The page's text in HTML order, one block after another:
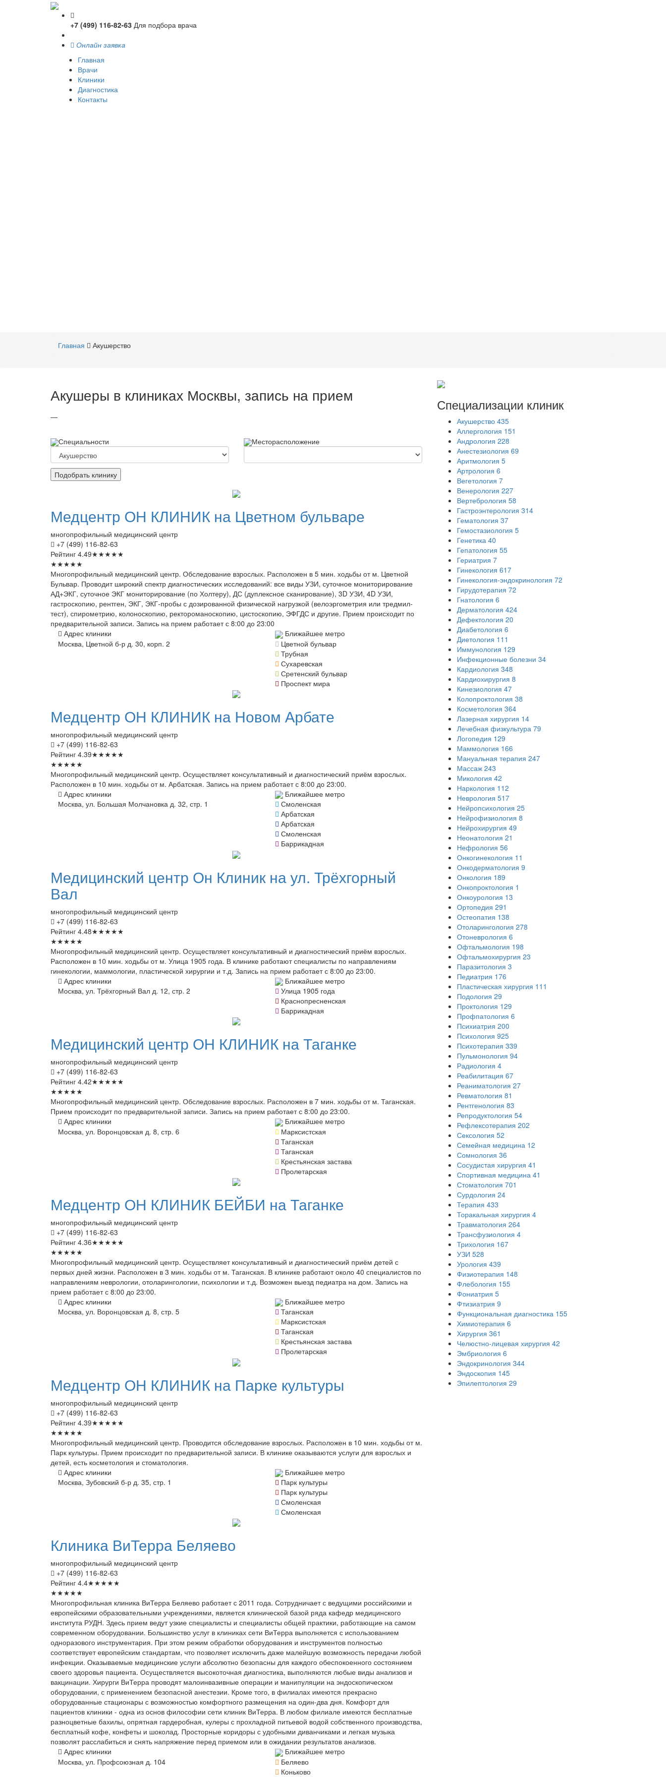
+7 (499) 116-82-63 Для подбора врача
Онлайн заявка
Главная
Врачи
Клиники
Диагностика
Контакты
Главная Акушерство
Акушеры в клиниках Москвы, запись на прием
—
Специальности Месторасположение
Подобрать клинику
Медцентр ОН КЛИНИК на Цветном бульваре
многопрофильный медицинский центр
+7 (499) 116-82-63
Рейтинг 4.49★★★★★
★★★★★
Многопрофильный медицинский центр. Обследование взрослых. Расположен в 5 мин. ходьбы от м. Цветной
Бульвар. Проводит широкий спектр диагностических исследований: все виды УЗИ, суточное мониторирование
АД+ЭКГ, суточное ЭКГ мониторирование (по Холтеру), ДС (дуплексное сканирование), 3D УЗИ, 4D УЗИ,
гастроскопию, рентген, ЭКГ, ЭКГ-пробы с дозированной физической нагрузкой (велоэргометрия или тредмил-
тест), спирометрию, колоноскопию, ректороманоскопию, цистоскопию, ЭФГДС и другие. Прием происходит по
предварительной записи. Запись на прием работает с 8:00 до 23:00
Адрес клиники
Ближайшее метро
Москва, Цветной б-р д. 30, корп. 2
Цветной бульвар
Трубная
Сухаревская
Сретенский бульвар
Проспект мира
Медцентр ОН КЛИНИК на Новом Арбате
многопрофильный медицинский центр
+7 (499) 116-82-63
Рейтинг 4.39★★★★★
★★★★★
Многопрофильный медицинский центр. Осуществляет консультативный и диагностический приём взрослых.
Расположен в 10 мин. ходьбы от м. Арбатская. Запись на прием работает с 8:00 до 23:00.
Адрес клиники
Ближайшее метро
Москва, ул. Большая Молчановка д. 32, стр. 1
Смоленская
Арбатская
Арбатская
Смоленская
Баррикадная
Медицинский центр Он Клиник на ул. Трёхгорный
Вал
многопрофильный медицинский центр
+7 (499) 116-82-63
Рейтинг 4.48★★★★★
★★★★★
Многопрофильный медицинский центр. Осуществляет консультативный и диагностический приём взрослых.
Расположен в 10 мин. ходьбы от м. Улица 1905 года. В клинике работают специалисты по направлениям
гинекологии, маммологии, пластической хирургии и т.д. Запись на прием работает с 8:00 до 23:00.
Адрес клиники
Ближайшее метро
Москва, ул. Трёхгорный Вал д. 12, стр. 2
Улица 1905 года
Краснопресненская
Баррикадная
Медицинский центр ОН КЛИНИК на Таганке
многопрофильный медицинский центр
+7 (499) 116-82-63
Рейтинг 4.42★★★★★
★★★★★
Многопрофильный медицинский центр. Обследование взрослых. Расположен в 7 мин. ходьбы от м. Таганская.
Прием происходит по предварительной записи. Запись на прием работает с 8:00 до 23:00.
Адрес клиники
Ближайшее метро
Москва, ул. Воронцовская д. 8, стр. 6
Марксистская
Таганская
Таганская
Крестьянская застава
Пролетарская
Медцентр ОН КЛИНИК БЕЙБИ на Таганке
многопрофильный медицинский центр
+7 (499) 116-82-63
Рейтинг 4.36★★★★★
★★★★★
Многопрофильный медицинский центр. Осуществляет консультативный и диагностический приём детей с
первых дней жизни. Расположен в 3 мин. ходьбы от м. Таганская. В клинике работают около 40 специалистов по
направлениям неврологии, отоларингологии, психологии и т.д. Возможен выезд педиатра на дом. Запись на
прием работает с 8:00 до 23:00.
Адрес клиники
Ближайшее метро
Москва, ул. Воронцовская д. 8, стр. 5
Таганская
Марксистская
Таганская
Крестьянская застава
Пролетарская
Медцентр ОН КЛИНИК на Парке культуры
многопрофильный медицинский центр
+7 (499) 116-82-63
Рейтинг 4.39★★★★★
★★★★★
Многопрофильный медицинский центр. Проводится обследование взрослых. Расположен в 10 мин. ходьбы от м.
Парк культуры. Прием происходит по предварительной записи. В клинике оказываются услуги для взрослых и
детей, есть косметология и стоматология.
Адрес клиники
Ближайшее метро
Москва, Зубовский б-р д. 35, стр. 1
Парк культуры
Парк культуры
Смоленская
Смоленская
Клиника ВиТерра Беляево
многопрофильный медицинский центр
+7 (499) 116-82-63
Рейтинг 4.4★★★★★
★★★★★
Многопрофильная клиника ВиТерра Беляево работает с 2011 года. Сотрудничает с ведущими российскими и
европейскими образовательными учреждениями, является клинической базой ряда кафедр медицинского
института РУДН. Здесь прием ведут узкие специалисты и специалисты общей практики, работающие на самом
современном оборудовании. Большинство услуг в клиниках сети ВиТерра выполняется с использованием
одноразового инструментария. При этом режим обработки оборудования и инструментов полностью
соответствует европейским стандартам, что позволяет исключить даже малейшую возможность передачи любой
инфекции. Оказываемые медицинские услуги абсолютно безопасны для каждого обеспокоенного состоянием
своего здоровья пациента. Осуществляется высокоточная диагностика, выполняются любые виды анализов и
вакцинации. Хирурги ВиТерра проводят малоинвазивные операции и манипуляции на эндоскопическом
оборудовании, с применением безопасной анестезии. Кроме того, в филиалах имеются прекрасно
оборудованные стационары с возможностью комфортного размещения на один-два дня. Комфорт для
пациентов клиники - одна из основ философии сети клиник ВиТерра. В любом филиале имеются бесплатные
разноцветные бахилы, опрятная гардеробная, кулеры с прохладной питьевой водой собственного производства,
бесплатный кофе, конфеты и шоколад. Просторные коридоры с удобными диванчиками и легкая музыка
позволят расслабиться и снять напряжение перед приемом или в ожидании результатов анализов.
Адрес клиники
Ближайшее метро
Москва, ул. Профсоюзная д. 104
Беляево
Коньково
Специализации клиник
Акушерство 435
Аллергология 151
Андрология 228
Анестезиология 69
Аритмология 5
Артрология 6
Вегетология 7
Венерология 227
Вертебрология 58
Гастроэнтерология 314
Гематология 37
Гемостазиология 5
Генетика 40
Гепатология 55
Гериатрия 7
Гинекология 617
Гинекология-эндокринология 72
Гирудотерапия 72
Гнатология 6
Дерматология 424
Дефектология 20
Диабетология 6
Диетология 111
Иммунология 129
Инфекционные болезни 34
Кардиология 348
Кардиохирургия 8
Кинезиология 47
Колопроктология 38
Косметология 364
Лазерная хирургия 14
Лечебная физкультура 79
Логопедия 129
Маммология 166
Мануальная терапия 247
Массаж 243
Микология 42
Наркология 112
Неврология 517
Нейропсихология 25
Нейрофизиология 8
Нейрохирургия 49
Неонатология 21
Нефрология 56
Онкогинекология 11
Онкодерматология 9
Онкология 189
Онкопроктология 1
Онкоурология 13
Ортопедия 291
Остеопатия 138
Отоларингология 278
Отоневрология 6
Офтальмология 198
Офтальмохирургия 23
Паразитология 3
Педиатрия 176
Пластическая хирургия 111
Подология 29
Проктология 129
Профпатология 6
Психиатрия 200
Психология 925
Психотерапия 339
Пульмонология 94
Радиология 4
Реабилитация 67
Реаниматология 27
Ревматология 81
Рентгенология 83
Репродуктология 54
Рефлексотерапия 202
Сексология 52
Семейная медицина 12
Сомнология 36
Сосудистая хирургия 41
Спортивная медицина 41
Стоматология 701
Сурдология 24
Терапия 433
Торакальная хирургия 4
Травматология 264
Трансфузиология 4
Трихология 167
УЗИ 528
Урология 439
Физиотерапия 148
Флебология 155
Фониатрия 5
Фтизиатрия 9
Функциональная диагностика 155
Химиотерапия 6
Хирургия 361
Челюстно-лицевая хирургия 42
Эмбриология 6
Эндокринология 344
Эндоскопия 145
Эпилептология 29